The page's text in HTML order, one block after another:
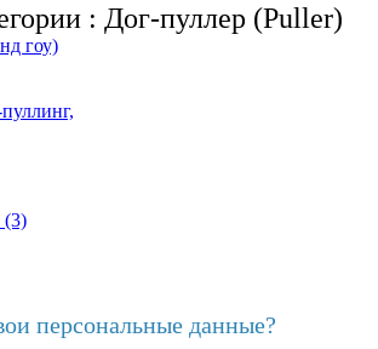
: Дог-пуллер (Puller)
гоу)
(3)
персональные данные?